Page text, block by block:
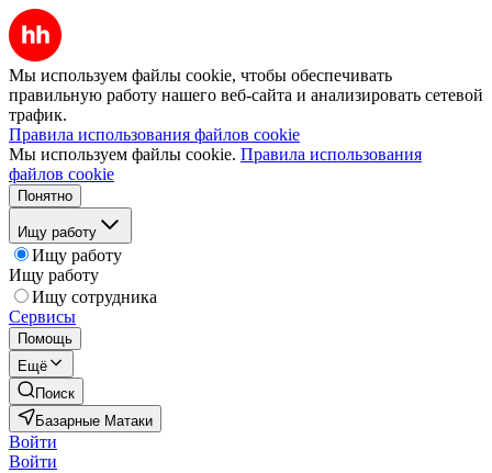
Мы используем файлы cookie, чтобы обеспечивать
правильную работу нашего веб-сайта и анализировать сетевой
трафик.
Правила использования файлов cookie
Мы используем файлы cookie. Правила использования
файлов cookie
Понятно
Ищу работу
Ищу работу
Ищу работу
Ищу сотрудника
Сервисы
Помощь
Ещё
Поиск
Базарные Матаки
Войти
Войти